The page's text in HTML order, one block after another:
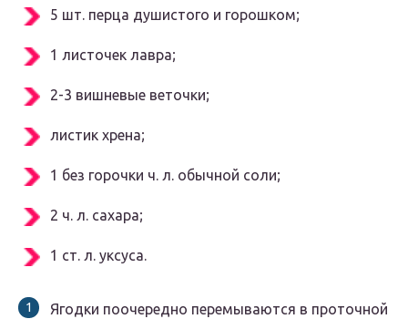
5 шт. перца душистого и горошком;
1 листочек лавра;
2-3 вишневые веточки;
листик хрена;
1 без горочки ч. л. обычной соли;
2 ч. л. сахара;
1 ст. л. уксуса.
Ягодки поочередно перемываются в проточной